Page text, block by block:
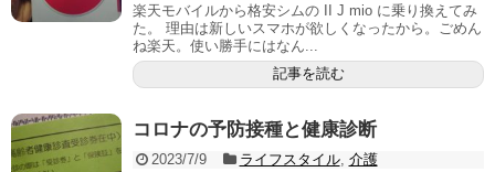
楽天モバイルから格安シムの II J mio に乗り換えてみ
た。 理由は新しいスマホが欲しくなったから。ごめん
ね楽天。使い勝手にはなん...
記事を読む
コロナの予防接種と健康診断
2023/7/9 ライフスタイル, 介護